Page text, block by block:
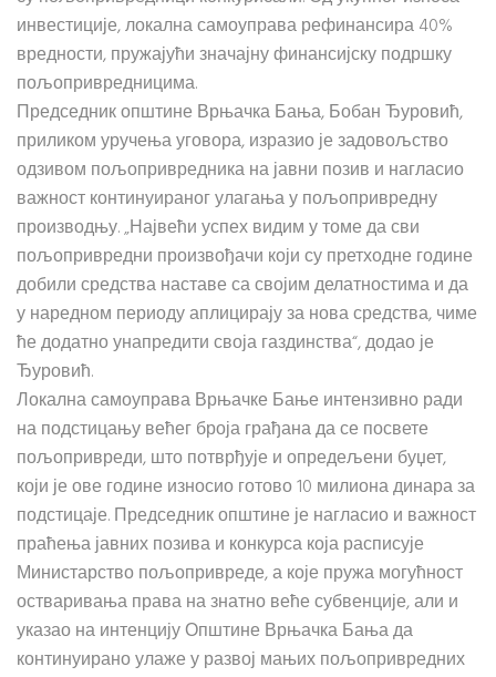
инвестиције, локална самоуправа рефинансира 40%
вредности, пружајући значајну финансијску подршку
пољопривредницима.
Председник општине Врњачка Бања, Бобан Ђуровић,
приликом уручења уговора, изразио је задовољство
одзивом пољопривредника на јавни позив и нагласио
важност континуираног улагања у пољопривредну
производњу. „Највећи успех видим у томе да сви
пољопривредни произвођачи који су претходне године
добили средства наставе са својим делатностима и да
у наредном периоду аплицирају за нова средства, чиме
ће додатно унапредити своја газдинства“, додао је
Ђуровић.
Локална самоуправа Врњачке Бање интензивно ради
на подстицању већег броја грађана да се посвете
пољопривреди, што потврђује и опредељени буџет,
који је ове године износио готово 10 милиона динара за
подстицаје. Председник општине је нагласио и важност
праћења јавних позива и конкурса која расписује
Министарство пољопривреде, а које пружа могућност
остваривања права на знатно веће субвенције, али и
указао на интенцију Општине Врњачка Бања да
континуирано улаже у развој мањих пољопривредних